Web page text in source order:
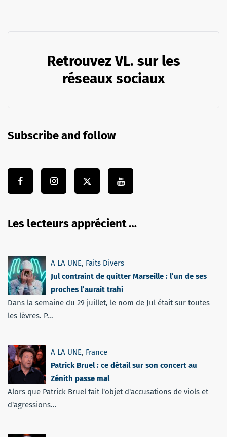
Retrouvez VL. sur les
réseaux sociaux
Subscribe and follow
Les lecteurs apprécient …
A LA UNE, Faits Divers
Jul contraint de quitter Marseille : l’un de ses
proches l’aurait trahi
Dans la semaine du 29 juillet, le nom de Jul était sur toutes
les lèvres. P...
A LA UNE, France
Patrick Bruel : ce détail sur son concert au
Zénith passe mal
Alors que Patrick Bruel fait l'objet d'accusations de viols et
d'agressions...